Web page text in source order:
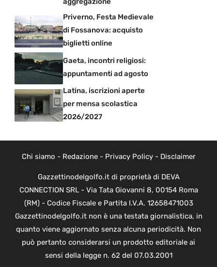
Priverno, Festa Medievale
di Fossanova: acquisto
biglietti online
Gaeta, incontri religiosi:
appuntamenti ad agosto
Latina, iscrizioni aperte
per mensa scolastica
2026/2027
Chi siamo - Redazione- Privacy Policy- Disclaimer
Gazzettinodelgolfo.it di proprietà di DEVA
CONNECTION SRL - Via Tata Giovanni 8, 00154 Roma
(RM) - Codice Fiscale e Partita I.V.A. 12658471003
Gazzettinodelgolfo.it non è una testata giornalistica, in
quanto viene aggiornato senza alcuna periodicità. Non
può pertanto considerarsi un prodotto editoriale ai
sensi della legge n. 62 del 07.03.2001